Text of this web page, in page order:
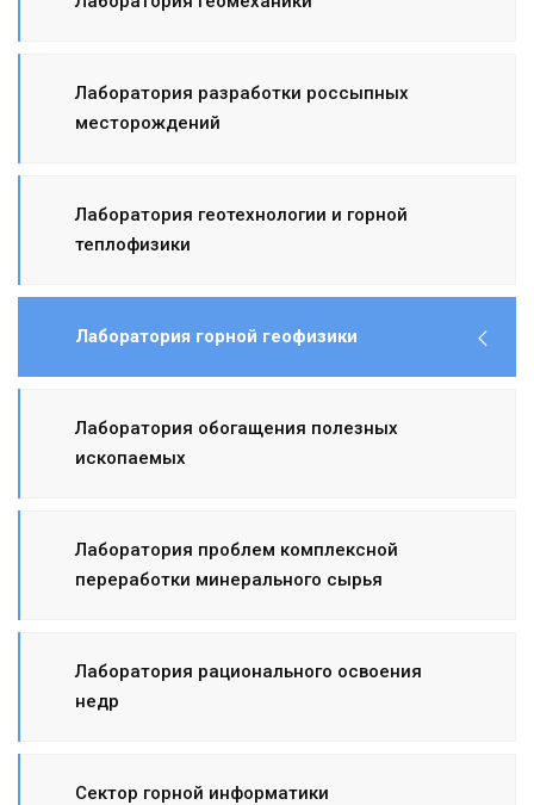
Лаборатория разработки россыпных
месторождений
Лаборатория геотехнологии и горной
теплофизики
Лаборатория горной геофизики
Лаборатория обогащения полезных
ископаемых
Лаборатория проблем комплексной
переработки минерального сырья
Лаборатория рационального освоения
недр
Сектор горной информатики